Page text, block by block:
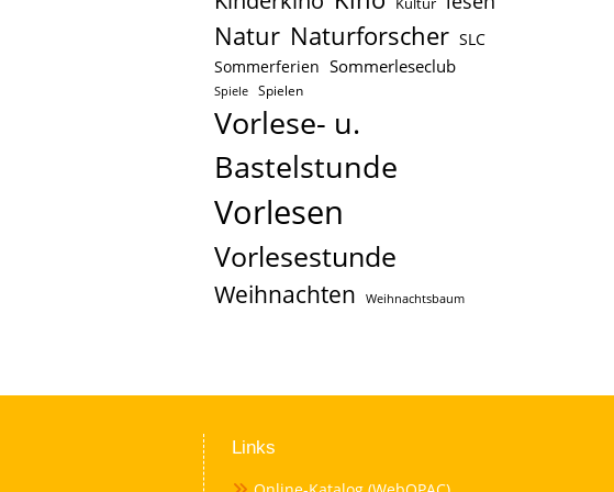
Natur Naturforscher SLC
Sommerferien Sommerleseclub
Spiele Spielen
Vorlese- u.
Bastelstunde
Vorlesen
Vorlesestunde
Weihnachten Weihnachtsbaum
Links